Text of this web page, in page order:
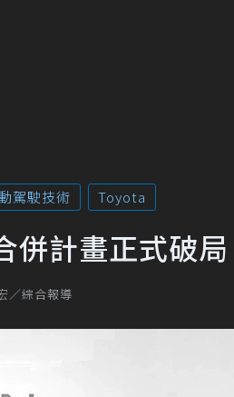
駕駛技術 Toyota
計畫正式破局
／綜合報導